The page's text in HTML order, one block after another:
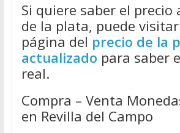
Si quiere saber el precio
de la plata, puede
página del precio de la
actualizado para saber
real.
Compra – Venta
en Revilla del Campo